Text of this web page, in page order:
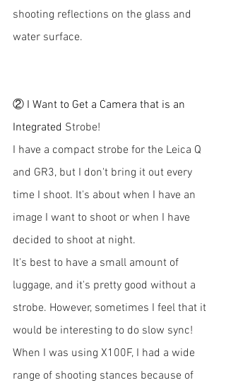
shooting reflections on the glass and
water surface.
② I Want to Get a Camera that is an
Integrated Strobe!
I have a compact strobe for the Leica Q
and GR3, but I don't bring it out every
time I shoot. It's about when I have an
image I want to shoot or when I have
decided to shoot at night.
It's best to have a small amount of
luggage, and it's pretty good without a
strobe. However, sometimes I feel that it
would be interesting to do slow sync!
When I was using X100F, I had a wide
range of shooting stances because of